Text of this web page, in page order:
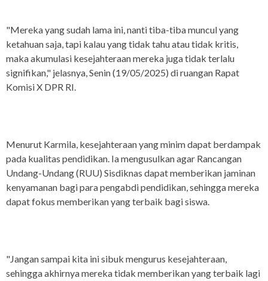
"Mereka yang sudah lama ini, nanti tiba-tiba muncul yang
ketahuan saja, tapi kalau yang tidak tahu atau tidak kritis,
maka akumulasi kesejahteraan mereka juga tidak terlalu
signifikan," jelasnya, Senin (19/05/2025) di ruangan Rapat
Komisi X DPR RI.
Menurut Karmila, kesejahteraan yang minim dapat berdampak
pada kualitas pendidikan. Ia mengusulkan agar Rancangan
Undang-Undang (RUU) Sisdiknas dapat memberikan jaminan
kenyamanan bagi para pengabdi pendidikan, sehingga mereka
dapat fokus memberikan yang terbaik bagi siswa.
"Jangan sampai kita ini sibuk mengurus kesejahteraan,
sehingga akhirnya mereka tidak memberikan yang terbaik lagi